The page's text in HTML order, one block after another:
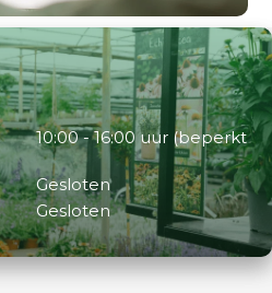
10:00 - 16:00 uur (beperkt
Gesloten
Gesloten